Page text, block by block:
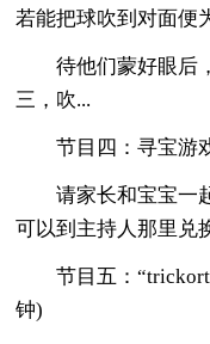
若能把球吹到对面便
待他们蒙好眼后，
三，吹...
节目四：寻宝游
请家长和宝宝一起
可以到主持人那里兑
节目五：
钟)